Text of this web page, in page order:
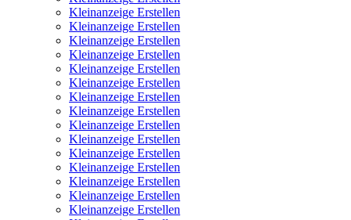
Kleinanzeige Erstellen
Kleinanzeige Erstellen
Kleinanzeige Erstellen
Kleinanzeige Erstellen
Kleinanzeige Erstellen
Kleinanzeige Erstellen
Kleinanzeige Erstellen
Kleinanzeige Erstellen
Kleinanzeige Erstellen
Kleinanzeige Erstellen
Kleinanzeige Erstellen
Kleinanzeige Erstellen
Kleinanzeige Erstellen
Kleinanzeige Erstellen
Kleinanzeige Erstellen